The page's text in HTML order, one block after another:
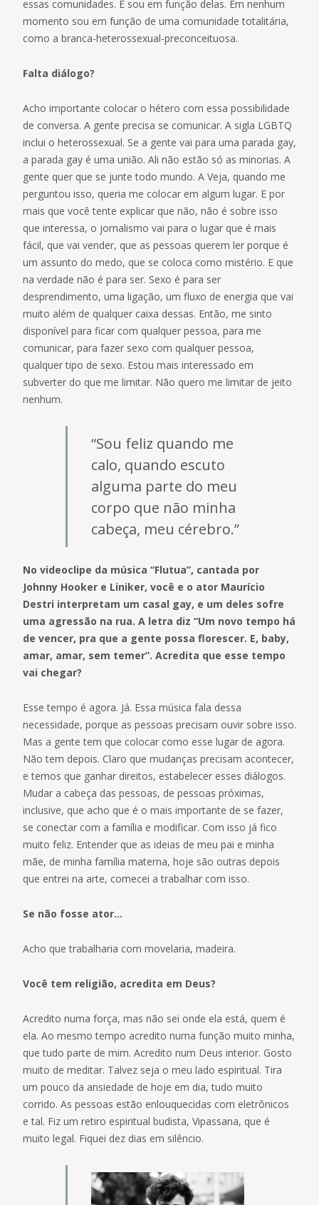
essas comunidades. E sou em função delas. Em nenhum
momento sou em função de uma comunidade totalitária,
como a branca-heterossexual-preconceituosa.
Falta diálogo?
Acho importante colocar o hétero com essa possibilidade
de conversa. A gente precisa se comunicar. A sigla LGBTQ
inclui o heterossexual. Se a gente vai para uma parada gay,
a parada gay é uma união. Ali não estão só as minorias. A
gente quer que se junte todo mundo. A Veja, quando me
perguntou isso, queria me colocar em algum lugar. E por
mais que você tente explicar que não, não é sobre isso
que interessa, o jornalismo vai para o lugar que é mais
fácil, que vai vender, que as pessoas querem ler porque é
um assunto do medo, que se coloca como mistério. E que
na verdade não é para ser. Sexo é para ser
desprendimento, uma ligação, um fluxo de energia que vai
muito além de qualquer caixa dessas. Então, me sinto
disponível para ficar com qualquer pessoa, para me
comunicar, para fazer sexo com qualquer pessoa,
qualquer tipo de sexo. Estou mais interessado em
subverter do que me limitar. Não quero me limitar de jeito
nenhum.
“Sou feliz quando me
calo, quando escuto
alguma parte do meu
corpo que não minha
cabeça, meu cérebro.”
No videoclipe da música “Flutua”, cantada por
Johnny Hooker e Liniker, você e o ator Maurício
Destri interpretam um casal gay, e um deles sofre
uma agressão na rua. A letra diz “Um novo tempo há
de vencer, pra que a gente possa florescer. E, baby,
amar, amar, sem temer”. Acredita que esse tempo
vai chegar?
Esse tempo é agora. Já. Essa música fala dessa
necessidade, porque as pessoas precisam ouvir sobre isso.
Mas a gente tem que colocar como esse lugar de agora.
Não tem depois. Claro que mudanças precisam acontecer,
e temos que ganhar direitos, estabelecer esses diálogos.
Mudar a cabeça das pessoas, de pessoas próximas,
inclusive, que acho que é o mais importante de se fazer,
se conectar com a família e modificar. Com isso já fico
muito feliz. Entender que as ideias de meu pai e minha
mãe, de minha família materna, hoje são outras depois
que entrei na arte, comecei a trabalhar com isso.
Se não fosse ator…
Acho que trabalharia com movelaria, madeira.
Você tem religião, acredita em Deus?
Acredito numa força, mas não sei onde ela está, quem é
ela. Ao mesmo tempo acredito numa função muito minha,
que tudo parte de mim. Acredito num Deus interior. Gosto
muito de meditar. Talvez seja o meu lado espiritual. Tira
um pouco da ansiedade de hoje em dia, tudo muito
corrido. As pessoas estão enlouquecidas com eletrônicos
e tal. Fiz um retiro espiritual budista, Vipassana, que é
muito legal. Fiquei dez dias em silêncio.